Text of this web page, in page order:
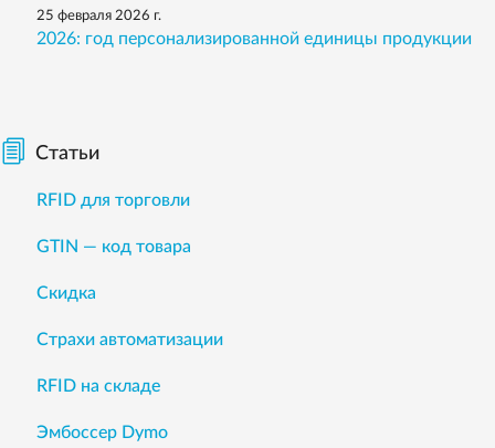
25 февраля 2026 г.
2026: год персонализированной единицы продукции
Статьи
RFID для торговли
GTIN — код товара
Скидка
Страхи автоматизации
RFID на складе
Эмбоссер Dymo